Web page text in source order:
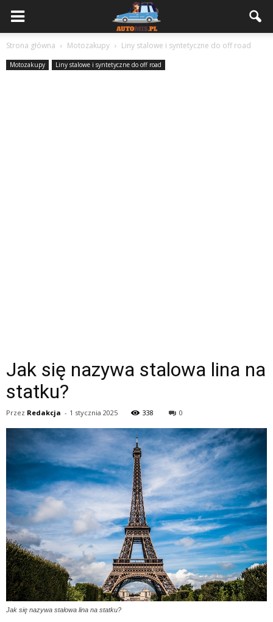
Strona główna Motozakupy Liny stalowe i syntetyczne do off road
Motozakupy Liny stalowe i syntetyczne do off road
Jak się nazywa stalowa lina na
statku?
Przez Redakcja - 1 stycznia 2025 338 0
Jak się nazywa stalowa lina na statku?